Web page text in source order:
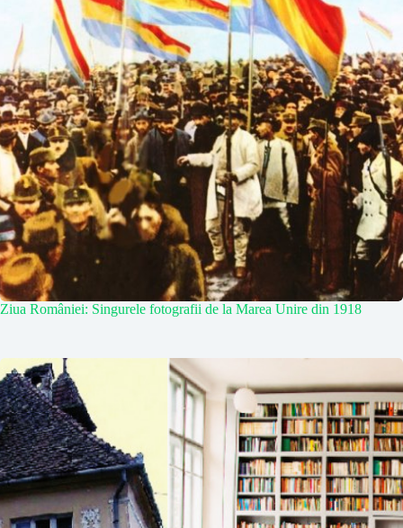
Ziua României: Singurele fotografii de la Marea Unire din 1918